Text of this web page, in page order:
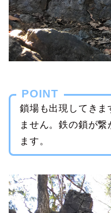
POINT
鎖場も出現してきま
ません。鉄の鎖が
ます。